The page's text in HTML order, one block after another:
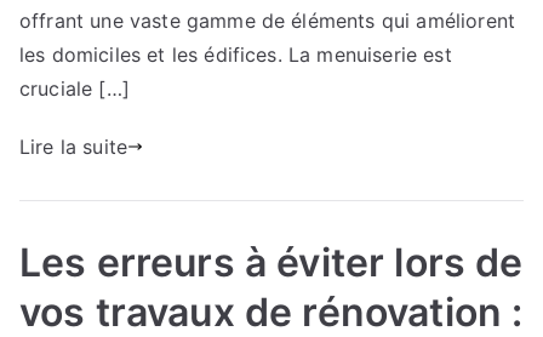
conseils
offrant une vaste gamme de éléments qui améliorent
les domiciles et les édifices. La menuiserie est
cruciale […]
Lire la suite
Les erreurs à éviter lors de
vos travaux de rénovation :